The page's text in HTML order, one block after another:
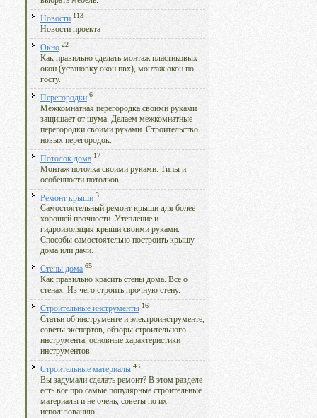
Новости 113
Новости проекта
Окно 22
Как правильно сделать монтаж пластиковых
окон (установку окон пвх), монтаж окон по
госту.
Перегородки 6
Межкомнатная перегородка своими руками
защищает от шума. Делаем межкомнатные
перегородки своими руками. Строительство
новых перегородок.
Потолок дома 17
Монтаж потолка своими руками. Типы и
особенности потолков.
Ремонт крыши 3
Самостоятельный ремонт крыши для более
хорошей прочности. Утепление и
гидроизоляция крыши своими руками.
Способы самостоятельно построить крышу
дома или дачи.
Стены дома 65
Как правильно красить стены дома. Все о
стенах. Из чего строить прочную стену.
Строительные инструменты 16
Статьи об инструменте и электроинструменте,
советы экспертов, обзоры строительного
инструмента, основные характеристики
инструментов.
Строительные материалы 43
Вы задумали сделать ремонт? В этом разделе
есть все про самые популярные строительные
материалы и не очень, советы по их
использованию.